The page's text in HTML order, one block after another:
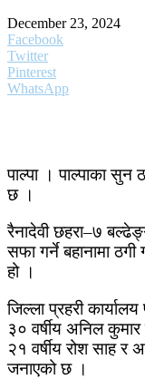
December 23, 2024
Facebook
Twitter
Pinterest
WhatsApp
पाल्पा । पाल्पाका सुन
छ ।
रैनादेवी छहरा–७
सफा गर्ने बहानामा
हो ।
जिल्ला प्रहरी
३० वर्षीय अनिल
२१ वर्षीय रोश साह र
जनाएको छ ।